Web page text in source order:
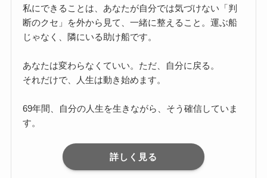
私にできることは、あなたが自分では気づけない「判
断のクセ」を外から見て、一緒に整えること。運ぶ船
じゃなく、隣にいる助け船です。
あなたは変わらなくていい。ただ、自分に戻る。
それだけで、人生は動き始めます。
69年間、自分の人生を生きながら、そう確信していま
す。
詳しく見る